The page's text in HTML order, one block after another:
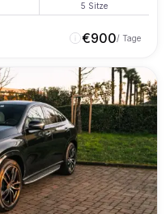
5 Sitze
€900/ Tage